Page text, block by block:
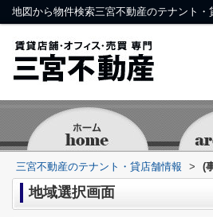
地図から物件検索三宮不動産のテナント・
三宮不動産のテナント・貸店舗情報 > (
地域選択画面